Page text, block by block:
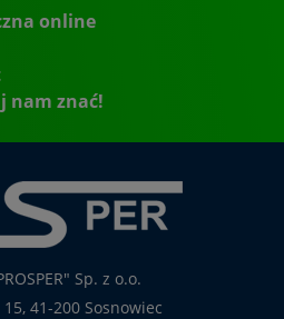
online
nam znać!
Sp. z o.o.
41-200 Sosnowiec